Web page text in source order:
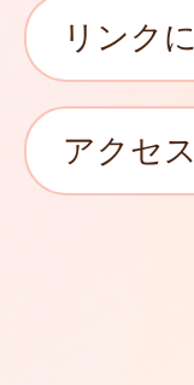
リンク
アクセス